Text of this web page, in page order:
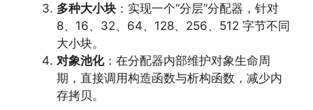
多种大小块 ：实现一个“分层”分配器，针对
8、16、32、64、128、256、512 字节不同
大小块。
对象池化：在分配器内部维护对象生命周
期，直接调用构造函数与析构函数，减少内
存拷贝。